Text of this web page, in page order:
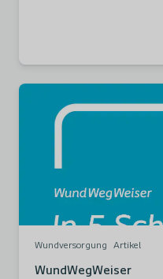
Wundversorgung Artikel
WundWegWeiser